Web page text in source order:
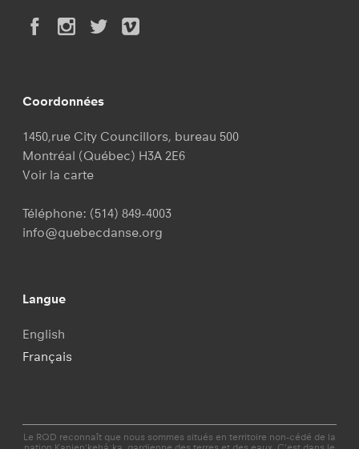
Coordonnées
1450,rue City Councillors, bureau 500
Montréal (Québec) H3A 2E6
Voir la carte
Téléphone: (514) 849-4003
info@quebecdanse.org
Langue
English
Français
Le RQD reconnaît que nous sommes situés en territoire non-cédé de la